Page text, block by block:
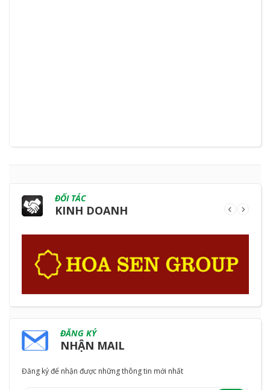
ĐỐI TÁC
KINH DOANH
ĐĂNG KÝ
NHẬN MAIL
Đăng ký để nhận được những thông tin mới nhất